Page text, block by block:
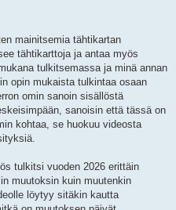
mainitsemia tähtikartan
tähtikarttoja ja antaa myös
tulkitsemassa ja minä annan
opin mukaista tulkintaa osaan
omin sanoin sisällöstä
sanoisin että tässä on
kohtaa, se huokuu videosta
tulkitsi vuoden 2026 erittäin
muutoksin kuin muutenkin
löytyy sitäkin kautta